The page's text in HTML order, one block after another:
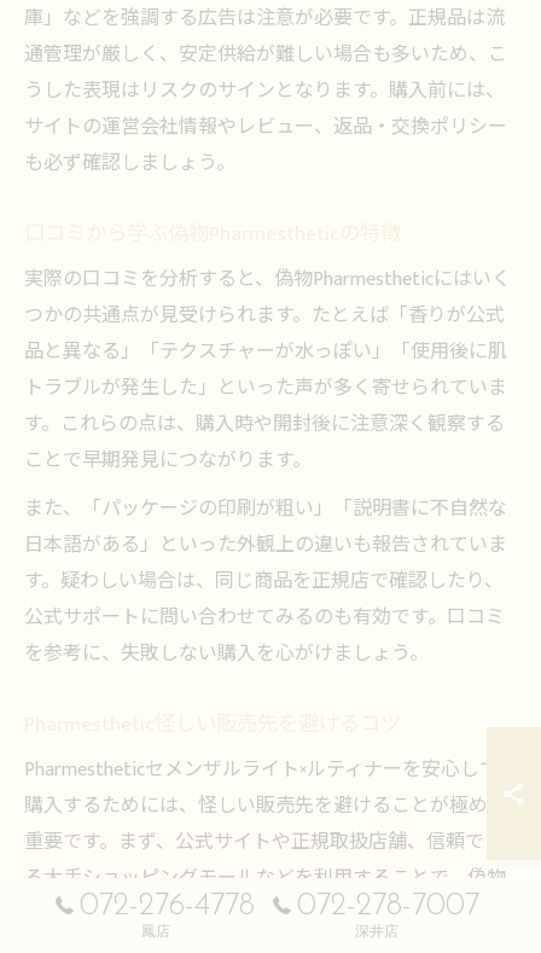
庫」などを強調する広告は注意が必要です。正規品は流
通管理が厳しく、安定供給が難しい場合も多いため、こ
うした表現はリスクのサインとなります。購入前には、
サイトの運営会社情報やレビュー、返品・交換ポリシー
も必ず確認しましょう。
口コミから学ぶ偽物Pharmestheticの特徴
実際の口コミを分析すると、偽物Pharmestheticにはいく
つかの共通点が見受けられます。たとえば「香りが公式
品と異なる」「テクスチャーが水っぽい」「使用後に肌
トラブルが発生した」といった声が多く寄せられていま
す。これらの点は、購入時や開封後に注意深く観察する
ことで早期発見につながります。
また、「パッケージの印刷が粗い」「説明書に不自然な
日本語がある」といった外観上の違いも報告されていま
す。疑わしい場合は、同じ商品を正規店で確認したり、
公式サポートに問い合わせてみるのも有効です。口コミ
を参考に、失敗しない購入を心がけましょう。
Pharmesthetic怪しい販売先を避けるコツ
Pharmestheticセメンザルライト×ルティナーを安心して
購入するためには、怪しい販売先を避けることが極めて
重要です。まず、公式サイトや正規取扱店舗、信頼でき
る大手ショッピングモールなどを利用することで、偽物
のリスクを大幅に減らせます。販売元の企業情報や連絡
072-276-4778
鳳店
072-278-7007
深井店